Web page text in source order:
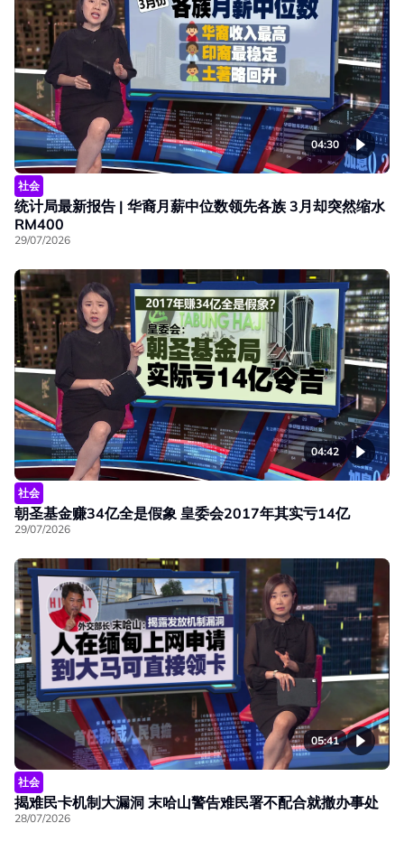
04:30
社会
统计局最新报告 | 华裔月薪中位数领先各族 3月却突然缩水
RM400
29/07/2026
04:42
社会
朝圣基金赚34亿全是假象 皇委会2017年其实亏14亿
29/07/2026
05:41
社会
揭难民卡机制大漏洞 末哈山警告难民署不配合就撤办事处
28/07/2026